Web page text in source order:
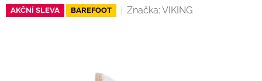
AKČNÍ SLEVA BAREFOOT Značka: VIKING